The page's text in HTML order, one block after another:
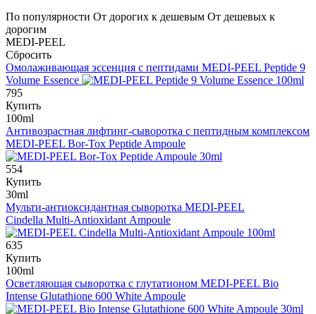
По популярности От дорогих к дешевым От дешевых к
дорогим
MEDI-PEEL
Сбросить
Омолаживающая эссенция с пептидами MEDI-PEEL Peptide 9
Volume Essence
795
Купить
100ml
Антивозрастная лифтинг-сыворотка с пептидным комплексом
MEDI-PEEL Bor-Tox Peptide Ampoule
554
Купить
30ml
Мульти-антиоксидантная сыворотка MEDI-PEEL
Cindella Multi-Antioxidant Ampoule
635
Купить
100ml
Осветляющая сыворотка с глутатионом MEDI-PEEL Bio
Intense Glutathione 600 White Ampoule